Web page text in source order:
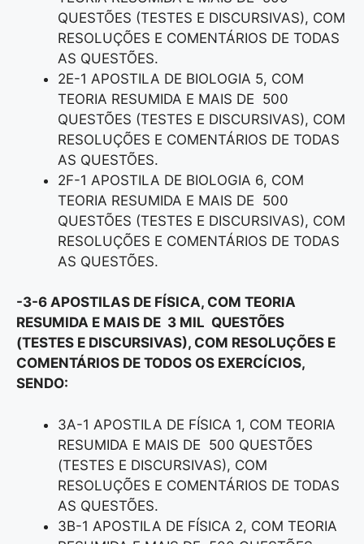
QUESTÕES (TESTES E DISCURSIVAS), COM
RESOLUÇÕES E COMENTÁRIOS DE TODAS
AS QUESTÕES.
2E-1 APOSTILA DE BIOLOGIA 5, COM
TEORIA RESUMIDA E MAIS DE 500
QUESTÕES (TESTES E DISCURSIVAS), COM
RESOLUÇÕES E COMENTÁRIOS DE TODAS
AS QUESTÕES.
2F-1 APOSTILA DE BIOLOGIA 6, COM
TEORIA RESUMIDA E MAIS DE 500
QUESTÕES (TESTES E DISCURSIVAS), COM
RESOLUÇÕES E COMENTÁRIOS DE TODAS
AS QUESTÕES.
-3-6 APOSTILAS DE FÍSICA, COM TEORIA
RESUMIDA E MAIS DE 3 MIL QUESTÕES
(TESTES E DISCURSIVAS), COM RESOLUÇÕES E
COMENTÁRIOS DE TODOS OS EXERCÍCIOS,
SENDO:
3A-1 APOSTILA DE FÍSICA 1, COM TEORIA
RESUMIDA E MAIS DE 500 QUESTÕES
(TESTES E DISCURSIVAS), COM
RESOLUÇÕES E COMENTÁRIOS DE TODAS
AS QUESTÕES.
3B-1 APOSTILA DE FÍSICA 2, COM TEORIA